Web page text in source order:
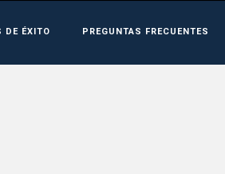
DE ÉXITO PREGUNTAS FRECUENTES